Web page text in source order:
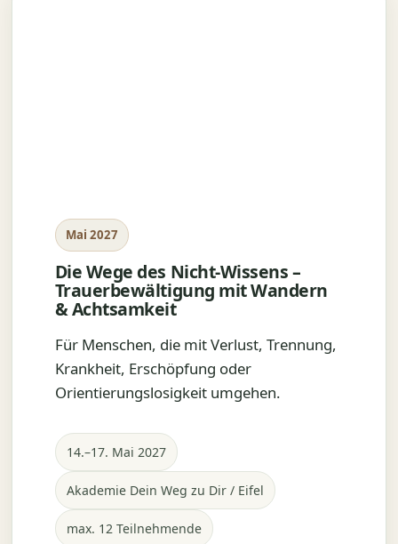
Mai 2027
Die Wege des Nicht-Wissens –
Trauerbewältigung mit Wandern
& Achtsamkeit
Für Menschen, die mit Verlust, Trennung,
Krankheit, Erschöpfung oder
Orientierungslosigkeit umgehen.
14.–17. Mai 2027
Akademie Dein Weg zu Dir / Eifel
max. 12 Teilnehmende